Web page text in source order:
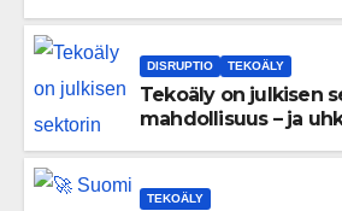
DISRUPTIO TEKOÄLY
Tekoäly on julkisen
mahdollisuus – ja
TEKOÄLY